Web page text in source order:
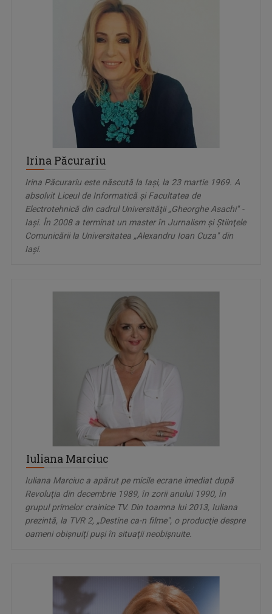
Irina Păcurariu
Irina Păcurariu este născută la Iaşi, la 23 martie 1969. A
absolvit Liceul de Informatică şi Facultatea de
Electrotehnică din cadrul Universităţii „Gheorghe Asachi" -
Iaşi. În 2008 a terminat un master în Jurnalism şi Ştiinţele
Comunicării la Universitatea „Alexandru Ioan Cuza" din
Iaşi.
Iuliana Marciuc
Iuliana Marciuc a apărut pe micile ecrane imediat după
Revoluţia din decembrie 1989, în zorii anului 1990, în
grupul primelor crainice TV. Din toamna lui 2013, Iuliana
prezintă, la TVR 2, „Destine ca-n filme", o producţie despre
oameni obişnuiţi puşi în situaţii neobişnuite.